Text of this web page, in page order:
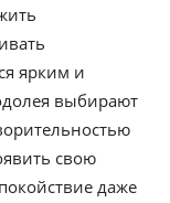
ярким и
выбирают
свою
даже